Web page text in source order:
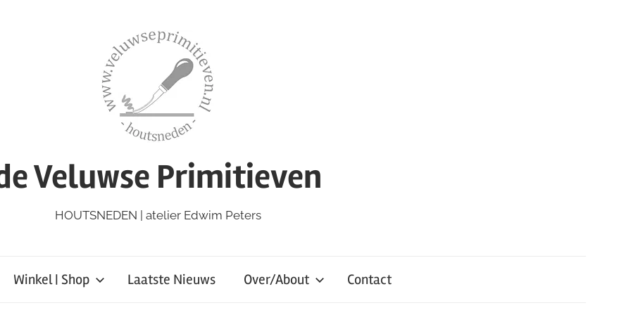
Veluwse Primitieven
HOUTSNEDEN | atelier Edwim Peters
Winkel | Shop Laatste Nieuws Over/About Contact